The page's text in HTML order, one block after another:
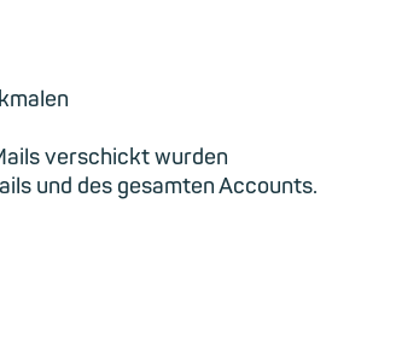
verschickt wurden
und des gesamten Accounts.